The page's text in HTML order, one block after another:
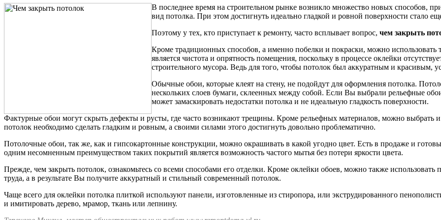
В последнее время на строительном рынке возникло множество новых способов,
вид потолка. При этом достигнуть идеально гладкой и ровной поверхности стало
Поэтому у тех, кто приступает к ремонту, часто всплывает вопрос, чем закрыть
Кроме традиционных способов, а именно побелки и покраски, можно
является чистота и опрятность помещения, поскольку в процессе оклейки
строительного мусора. Ведь для того, чтобы потолок был аккуратным и красивым,
Обычные обои, которые клеят на стену, не подойдут для оформления потолка.
нескольких слоев бумаги, склеенных между собой. Если Вы выбрали рельефные
может замаскировать недостатки потолка и не идеальную гладкость поверхности.
Фактурные обои могут скрыть дефекты и русты, где часто возникают трещины. Кроме рельефных материалов, можно выбрать
потолок необходимо сделать гладким и ровным, а своими силами этого достигнуть довольно проблематично.
Потолочные обои, так же, как и гипсокартонные конструкции, можно окрашивать в какой угодно цвет. Есть в продаже и
одним несомненным преимуществом таких покрытий является возможность частого мытья без потери яркости цвета.
Прежде, чем закрыть потолок, ознакомьтесь со всеми способами его отделки. Кроме оклейки обоев, можно также
труда, а в результате Вы получите аккуратный и стильный современный потолок.
Чаще всего для оклейки потолка плиткой используют панели, изготовленные из стиропора, или экструдированного
и имитировать дерево, мрамор, ткань или лепнину.